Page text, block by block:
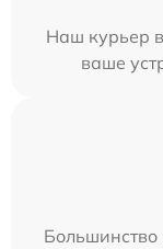
Наш курьер
ваше